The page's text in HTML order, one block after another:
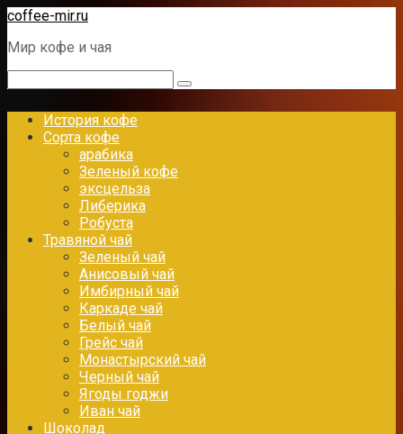
Перейти
контенту
coffee-mir.ru
Мир кофе и чая
История кофе
Сорта кофе
арабика
Зеленый кофе
эксцельза
Либерика
Робуста
Травяной чай
Зеленый чай
Анисовый чай
Имбирный чай
Каркаде чай
Белый чай
Грейс чай
Монастырский чай
Черный чай
Ягоды годжи
Иван чай
Шоколад